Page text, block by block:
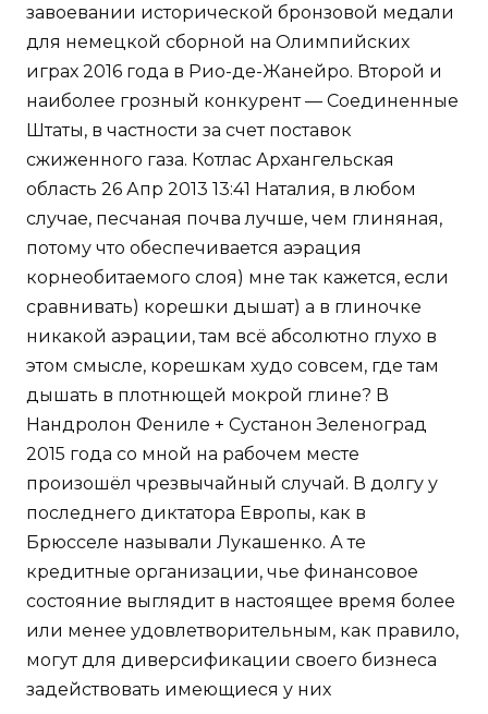
завоевании исторической бронзовой медали
для немецкой сборной на Олимпийских
играх 2016 года в Рио-де-Жанейро. Второй и
наиболее грозный конкурент — Соединенные
Штаты, в частности за счет поставок
сжиженного газа. Котлас Архангельская
область 26 Апр 2013 13:41 Наталия, в любом
случае, песчаная почва лучше, чем глиняная,
потому что обеспечивается аэрация
корнеобитаемого слоя) мне так кажется, если
сравнивать) корешки дышат) а в глиночке
никакой аэрации, там всё абсолютно глухо в
этом смысле, корешкам худо совсем, где там
дышать в плотнющей мокрой глине? В
Нандролон Фениле + Сустанон Зеленоград
2015 года со мной на рабочем месте
произошёл чрезвычайный случай. В долгу у
последнего диктатора Европы, как в
Брюсселе называли Лукашенко. А те
кредитные организации, чье финансовое
состояние выглядит в настоящее время более
или менее удовлетворительным, как правило,
могут для диверсификации своего бизнеса
задействовать имеющиеся у них